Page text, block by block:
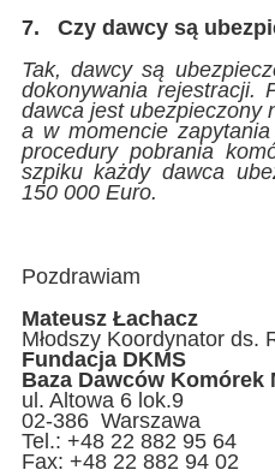
7. Czy dawcy są
Tak, dawcy są
dokonywania rejestracji.
dawca jest ubezpieczony
a w momencie
procedury pobrania
szpiku każdy dawca
150 000 Euro.
Pozdrawiam
Mateusz Łachacz
Młodszy Koordynator ds.
Fundacja DKMS
Baza Dawców
ul. Altowa 6 lok.9
02-386 Warszawa
Tel.: +48 22 882 95 64
Fax: +48 22 882 94 02